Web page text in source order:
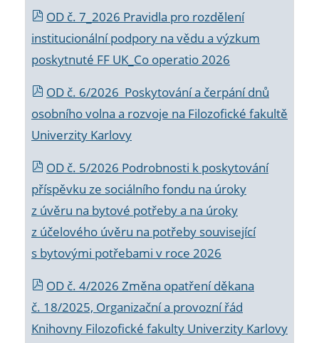
OD č. 7_2026 Pravidla pro rozdělení
institucionální podpory na vědu a výzkum
poskytnuté FF UK_Co operatio 2026
OD č. 6/2026 Poskytování a čerpání dnů
osobního volna a rozvoje na Filozofické fakultě
Univerzity Karlovy
OD č. 5/2026 Podrobnosti k poskytování
příspěvku ze sociálního fondu na úroky
z úvěru na bytové potřeby a na úroky
z účelového úvěru na potřeby související
s bytovými potřebami v roce 2026
OD č. 4/2026 Změna opatření děkana
č. 18/2025, Organizační a provozní řád
Knihovny Filozofické fakulty Univerzity Karlovy